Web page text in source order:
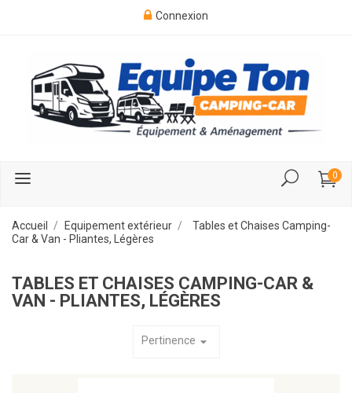
Connexion
0
Accueil Equipement extérieur
Tables et Chaises Camping-
Car & Van - Pliantes, Légères
TABLES ET CHAISES CAMPING-CAR &
VAN - PLIANTES, LÉGÈRES
Pertinence arrow_drop_down